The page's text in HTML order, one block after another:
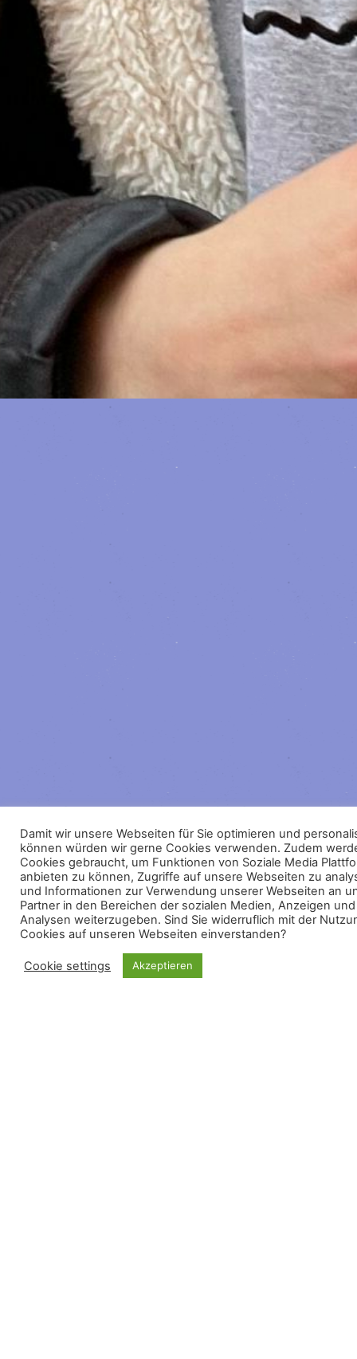
Damit wir unsere Webseiten für Sie optimieren und
können würden wir gerne Cookies verwenden. Zudem
Cookies gebraucht, um Funktionen von Soziale Media
anbieten zu können, Zugriffe auf unsere Webseiten zu
und Informationen zur Verwendung unserer Webseiten an
Partner in den Bereichen der sozialen Medien, Anzeigen und
Analysen weiterzugeben. Sind Sie widerruflich mit der
Cookies auf unseren Webseiten einverstanden?
Cookie settings Akzeptieren